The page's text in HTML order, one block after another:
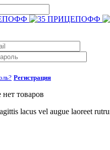
Регистрация
товаров
lacus vel augue laoreet